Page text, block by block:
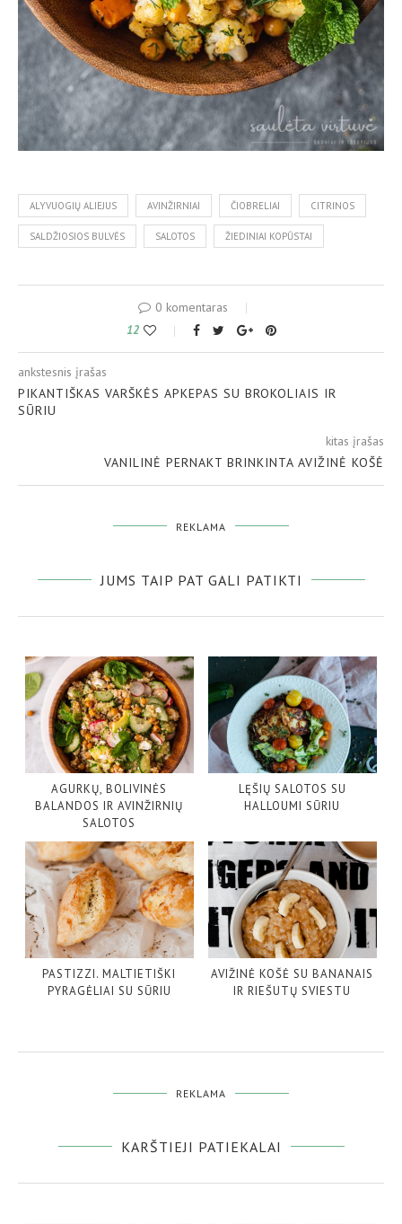
ALYVUOGIŲ ALIEJUS AVINŽIRNIAI ČIOBRELIAI CITRINOS
SALDŽIOSIOS BULVĖS SALOTOS ŽIEDINIAI KOPŪSTAI
0 komentaras
12
ankstesnis įrašas
PIKANTIŠKAS VARŠKĖS APKEPAS SU BROKOLIAIS IR
SŪRIU
kitas įrašas
VANILINĖ PERNAKT BRINKINTA AVIŽINĖ KOŠĖ
REKLAMA
JUMS TAIP PAT GALI PATIKTI
AGURKŲ, BOLIVINĖS
BALANDOS IR AVINŽIRNIŲ
SALOTOS
LĘŠIŲ SALOTOS SU
HALLOUMI SŪRIU
PASTIZZI. MALTIETIŠKI
PYRAGĖLIAI SU SŪRIU
AVIŽINĖ KOŠĖ SU BANANAIS
IR RIEŠUTŲ SVIESTU
REKLAMA
KARŠTIEJI PATIEKALAI